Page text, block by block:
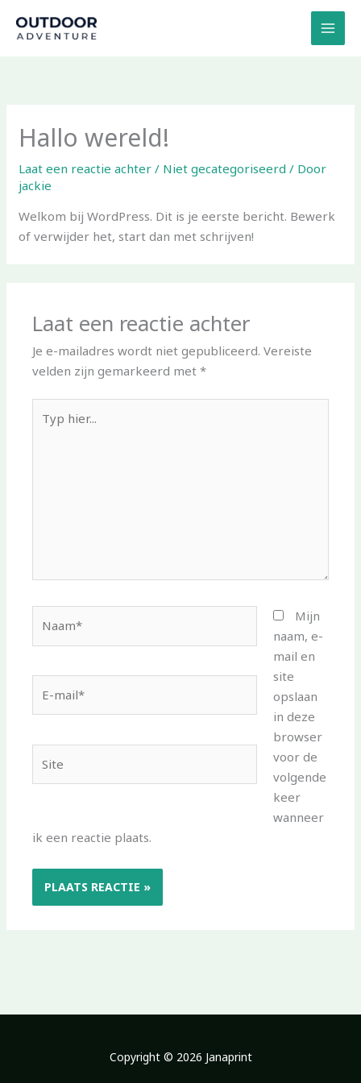
naar
Hallo wereld!
Laat een reactie achter / Niet gecategoriseerd / Door
jackie
Welkom bij WordPress. Dit is je eerste bericht. Bewerk
of verwijder het, start dan met schrijven!
Laat een reactie achter
Je e-mailadres wordt niet gepubliceerd. Vereiste
velden zijn gemarkeerd met*
hier...
mail*
Mijn
naam, e-
mail en
site
opslaan
in deze
browser
voor de
volgende
keer
wanneer
ik een reactie plaats.
Copyright © 2026 Janaprint